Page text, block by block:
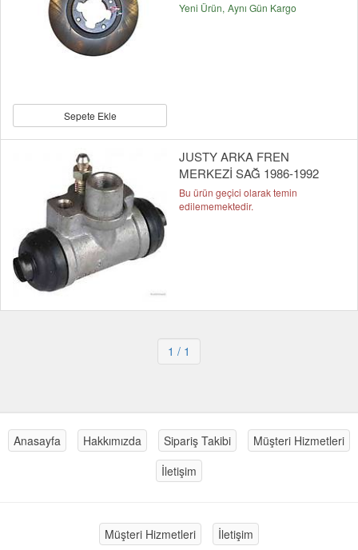
Sepete Ekle
Yeni Ürün Aynı Gün Kargo
JUSTY ARKA FREN
MERKEZİ SAĞ 1986-1992
Bu ürün geçici olarak temin
edilememektedir.
1 / 1
Anasayfa Hakkımızda Sipariş Takibi
Müşteri Hizmetleri
İletişim
Müşteri Hizmetleri İletişim